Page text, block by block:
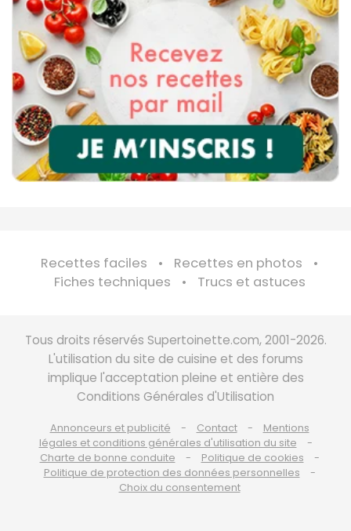
Recettes faciles
Recettes en photos
Fiches techniques
Trucs et astuces
Tous droits réservés Supertoinette.com, 2001-2026.
L'utilisation du site de cuisine et des forums
implique l'acceptation pleine et entière des
Conditions Générales d'Utilisation
Annonceurs et publicité Contact
Mentions
légales et conditions générales d'utilisation du site
Charte de bonne conduite
Politique de cookies
Politique de protection des données personnelles
Choix du consentement